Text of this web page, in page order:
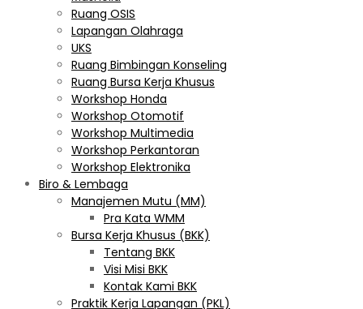
Ruang OSIS
Lapangan Olahraga
UKS
Ruang Bimbingan Konseling
Ruang Bursa Kerja Khusus
Workshop Honda
Workshop Otomotif
Workshop Multimedia
Workshop Perkantoran
Workshop Elektronika
Biro & Lembaga
Manajemen Mutu (MM)
Pra Kata WMM
Bursa Kerja Khusus (BKK)
Tentang BKK
Visi Misi BKK
Kontak Kami BKK
Praktik Kerja Lapangan (PKL)